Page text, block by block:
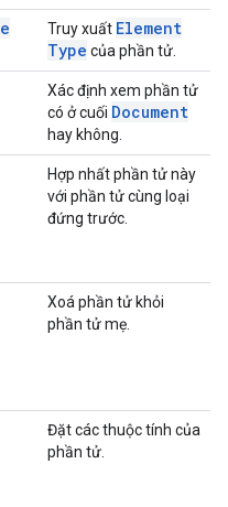
Truy xuất Element
Type của phần tử.
Xác định xem phần tử
có ở cuối Document
hay không.
Hợp nhất phần tử này
với phần tử cùng loại
đứng trước.
Xoá phần tử khỏi
phần tử mẹ.
Đặt các thuộc tính của
phần tử.